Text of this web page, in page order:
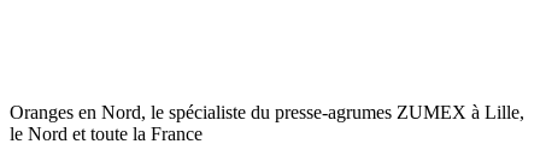
Oranges en Nord, le spécialiste du presse-agrumes ZUMEX à Lille,
le Nord et toute la France